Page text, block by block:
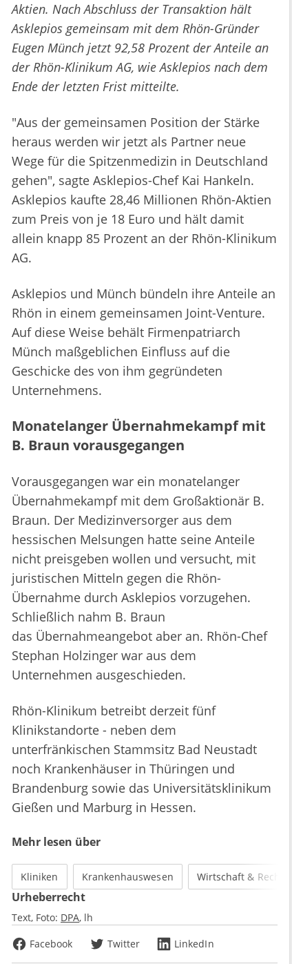
Aktien. Nach Abschluss der Transaktion hält
Asklepios gemeinsam mit dem Rhön-Gründer
Eugen Münch jetzt 92,58 Prozent der Anteile an
der Rhön-Klinikum AG, wie Asklepios nach dem
Ende der letzten Frist mitteilte.
"Aus der gemeinsamen Position der Stärke
heraus werden wir jetzt als Partner neue
Wege für die Spitzenmedizin in Deutschland
gehen", sagte Asklepios-Chef Kai Hankeln.
Asklepios kaufte 28,46 Millionen Rhön-Aktien
zum Preis von je 18 Euro und hält damit
allein knapp 85 Prozent an der Rhön-Klinikum
AG.
Asklepios und Münch bündeln ihre Anteile an
Rhön in einem gemeinsamen Joint-Venture.
Auf diese Weise behält Firmenpatriarch
Münch maßgeblichen Einfluss auf die
Geschicke des von ihm gegründeten
Unternehmens.
Monatelanger Übernahmekampf mit
B. Braun vorausgegangen
Vorausgegangen war ein monatelanger
Übernahmekampf mit dem Großaktionär B.
Braun. Der Medizinversorger aus dem
hessischen Melsungen hatte seine Anteile
nicht preisgeben wollen und versucht, mit
juristischen Mitteln gegen die Rhön-
Übernahme durch Asklepios vorzugehen.
Schließlich nahm B. Braun
das Übernahmeangebot aber an. Rhön-Chef
Stephan Holzinger war aus dem
Unternehmen ausgeschieden.
Rhön-Klinikum betreibt derzeit fünf
Klinikstandorte - neben dem
unterfränkischen Stammsitz Bad Neustadt
noch Krankenhäuser in Thüringen und
Brandenburg sowie das Universitätsklinikum
Gießen und Marburg in Hessen.
Mehr lesen über
Kliniken Krankenhauswesen Wirtschaft & Recht
Urheberrecht
Text, Foto: DPA lh
Facebook
Twitter LinkedIn